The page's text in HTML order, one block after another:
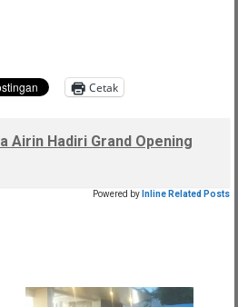
Cetak
Airin Hadiri Grand Opening
Powered by Inline Related Posts